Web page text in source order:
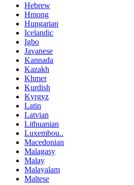
Hebrew
Hmong
Hungarian
Icelandic
Igbo
Javanese
Kannada
Kazakh
Khmer
Kurdish
Kyrgyz
Latin
Latvian
Lithuanian
Luxembou..
Macedonian
Malagasy
Malay
Malayalam
Maltese